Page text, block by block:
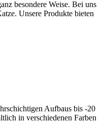
besondere Weise. Bei uns
Unsere Produkte bieten
Aufbaus bis -20
in verschiedenen Farben